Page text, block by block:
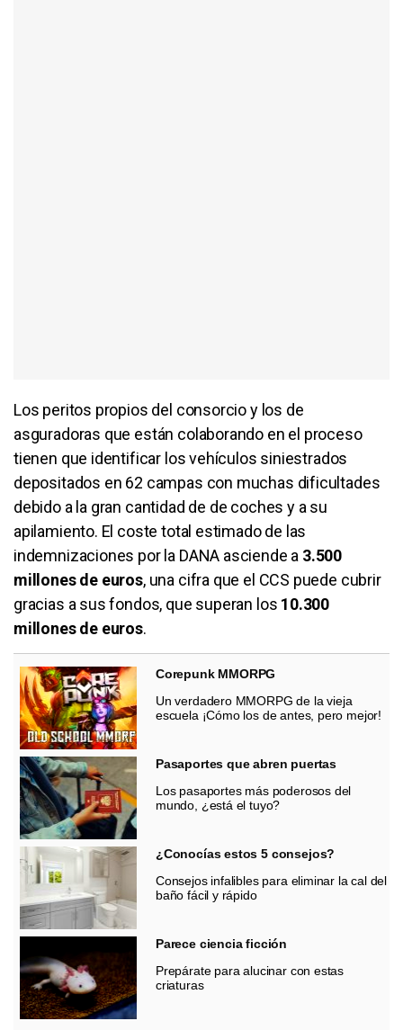
Los peritos propios del consorcio y los de
asguradoras que están colaborando en el proceso
tienen que identificar los vehículos siniestrados
depositados en 62 campas con muchas dificultades
debido a la gran cantidad de de coches y a su
apilamiento. El coste total estimado de las
indemnizaciones por la DANA asciende a 3.500
millones de euros, una cifra que el CCS puede cubrir
gracias a sus fondos, que superan los 10.300
millones de euros.
Corepunk MMORPG
Un verdadero MMORPG de la vieja
escuela ¡Cómo los de antes, pero mejor!
Pasaportes que abren puertas
Los pasaportes más poderosos del
mundo, ¿está el tuyo?
¿Conocías estos 5 consejos?
Consejos infalibles para eliminar la cal del
baño fácil y rápido
Parece ciencia ficción
Prepárate para alucinar con estas
criaturas